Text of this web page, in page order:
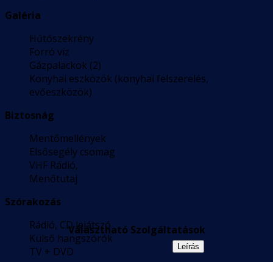
Galéria
Hűtőszekrény
Forró víz
Gázpalackok (2)
Konyhai eszközök (konyhai felszerelés,
evőeszközök)
Biztosnág
Mentőmellények
Elsősegély csomag
VHF Rádió,
Menőtutaj
Szórakozás
Rádió, CD lejátszó
Külső hangszórók
TV + DVD
Választható Szolgáltatások
Leírás